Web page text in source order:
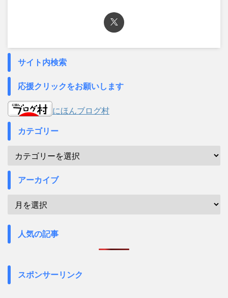
サイト内検索
応援クリックをお願いします
にほんブログ村
カテゴリー
アーカイブ
人気の記事
スポンサーリンク